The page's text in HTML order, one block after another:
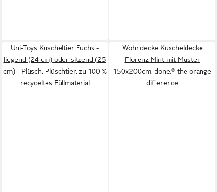
Uni-Toys Kuscheltier Fuchs -
liegend (24 cm) oder sitzend (25
cm) - Plüsch, Plüschtier, zu 100 %
recyceltes Füllmaterial
Wohndecke Kuscheldecke
Florenz Mint mit Muster
150x200cm, done.® the orange
difference